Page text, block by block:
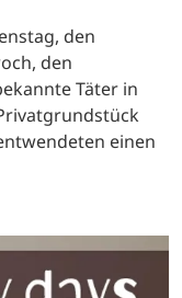
den
den
Täter in
einen